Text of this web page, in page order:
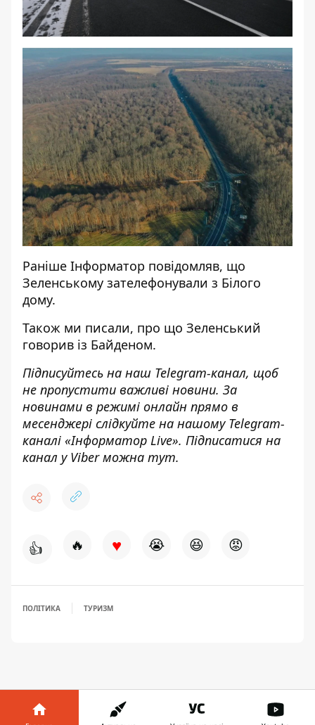
Раніше Інформатор повідомляв, що
Зеленському зателефонували з Білого
дому.
Також ми писали, про що Зеленський
говорив із Байденом.
Підписуйтесь на наш Telegram-канал, щоб
не пропустити важливі новини. За
новинами в режимі онлайн прямо в
месенджері слідкуйте на нашому Telegram-
каналі «Інформатор Live». Підписатися на
канал у Viber можна тут.
👍 🔥 ♥ 😭 😆 😡
ПОЛІТИКА ТУРИЗМ